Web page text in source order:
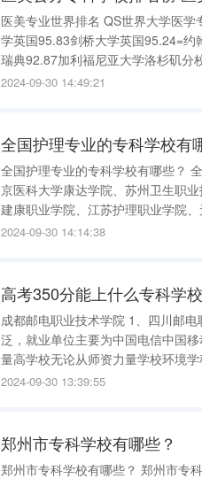
医美专业世界排名 QS世界大学医学专业排名 排名 大学名称 国家 总分 1哈佛
学英国95.83剑桥大学英国95.24=
瑞典92.87加利福尼亚大学洛杉矶分
2024-09-30 14:49:21
全国护理专业的专科学校有
全国护理专业的专科学校有哪些？ 全国护理专业的专科学校有很多，包括但不限于以下学校：南
京医科大学康达学院、苏州卫生职
建康职业学院、江苏护理职业学院
州职业技术学院、常州卫生高等职业技术学校等。 这些学校都提供了
2024-09-30 14:14:38
高考350分能上什么专科学校
成都邮电职业技术学院 1、四川邮
泛，就业单位主要为中国电信中国
量高学校无论从师资力量学校环境学科建设方面都很
总建筑面积平方米四川邮电职业技
2024-09-30 13:39:55
郑州市专科学校有哪些？
郑州市专科学校有哪些？ 郑州市专科学校有以下几所 ： 1.郑州职业技术学院 郑州职业技术学院